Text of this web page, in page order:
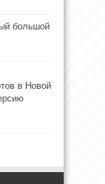
большой
в Новой